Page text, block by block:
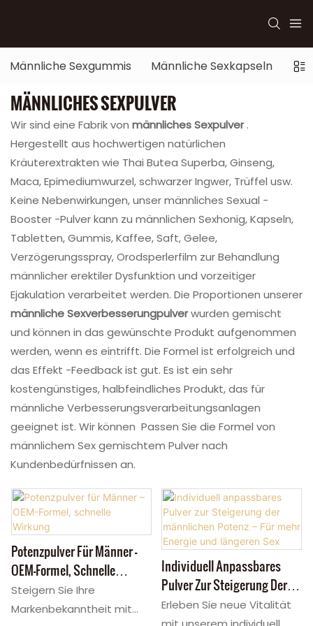
Männliche Sexgummis Männliche Sexkapseln
MÄNNLICHES SEXPULVER
Wir sind eine Fabrik von männliches Sexpulver.
Hergestellt aus hochwertigen natürlichen
Kräuterextrakten wie Thai Butea Superba, Ginseng,
Maca, Epimediumwurzel, schwarzer Ingwer, Trüffel usw.
Keine Nebenwirkungen, unser männliches Sexual -
Booster -Pulver kann zu männlichen Sexhonig, Kapseln,
Tabletten, Gummis, Kaffee, Saft, Gelee,
Verzögerungsspray, Orodsperlerfilm zur Behandlung
männlicher erektiler Dysfunktion und vorzeitiger
Ejakulation verarbeitet werden. Die Proportionen unserer
männliche Sexverbesserungpulverwurden gemischt
und können in das gewünschte Produkt aufgenommen
werden, wenn es eintrifft. Die Formel ist erfolgreich und
das Effekt -Feedback ist gut. Es ist ein sehr
kostengünstiges, halbfeindliches Produkt, das für
männliche Verbesserungsverarbeitungsanlagen
geeignet ist. Wir können Passen Sie die Formel von
männlichem Sex gemischtem Pulver nach
Kundenbedürfnissen an.
Potenzpulver Für Männer –
OEM-Formel, Schnelle
Wirkung
Steigern Sie Ihre
Markenbekanntheit mit
Individuell Anpassbares
Pulver Zur Steigerung Der
Männlichen Potenz – Für
Mehr Energie Und Längeren
Erleben Sie neue Vitalität